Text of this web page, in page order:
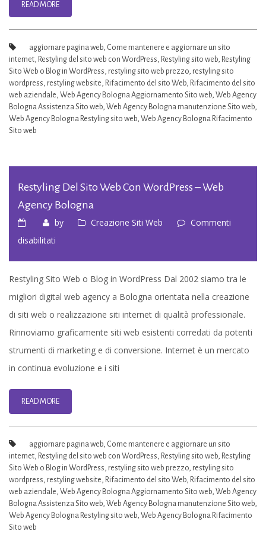
READ MORE
aggiornare pagina web, Come mantenere e aggiornare un sito
internet, Restyling del sito web con WordPress, Restyling sito web, Restyling
Sito Web o Blog in WordPress, restyling sito web prezzo, restyling sito
wordpress, restyling website, Rifacimento del sito Web, Rifacimento del sito
web aziendale, Web Agency Bologna Aggiornamento Sito web, Web Agency
Bologna Assistenza Sito web, Web Agency Bologna manutenzione Sito web,
Web Agency Bologna Restyling sito web, Web Agency Bologna Rifacimento
Sito web
Restyling Del Sito Web Con WordPress – Web
Agency Bologna
by Creazione Siti Web
Commenti
disabilitati
del
sito
web
con
WordPress
–
agency
Bologna
Restyling Sito Web o Blog in WordPress Dal 2002 siamo tra le
migliori digital web agency a Bologna orientata nella creazione
di siti web o realizzazione siti internet di qualità professionale.
Rinnoviamo graficamente siti web esistenti corredati da potenti
strumenti di marketing e di conversione. Internet è un mercato
in continua evoluzione e i siti
READ MORE
aggiornare pagina web, Come mantenere e aggiornare un sito
internet, Restyling del sito web con WordPress, Restyling sito web, Restyling
Sito Web o Blog in WordPress, restyling sito web prezzo, restyling sito
wordpress, restyling website, Rifacimento del sito Web, Rifacimento del sito
web aziendale, Web Agency Bologna Aggiornamento Sito web, Web Agency
Bologna Assistenza Sito web, Web Agency Bologna manutenzione Sito web,
Web Agency Bologna Restyling sito web, Web Agency Bologna Rifacimento
Sito web